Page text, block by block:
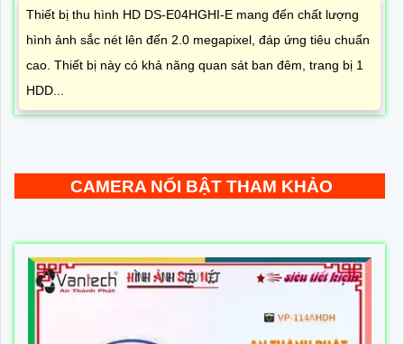
Thiết bị thu hình HD DS-E04HGHI-E mang đến chất lượng
hình ảnh sắc nét lên đến 2.0 megapixel, đáp ứng tiêu chuẩn
cao. Thiết bị này có khả năng quan sát ban đêm, trang bị 1
HDD...
CAMERA NỔI BẬT THAM KHẢO